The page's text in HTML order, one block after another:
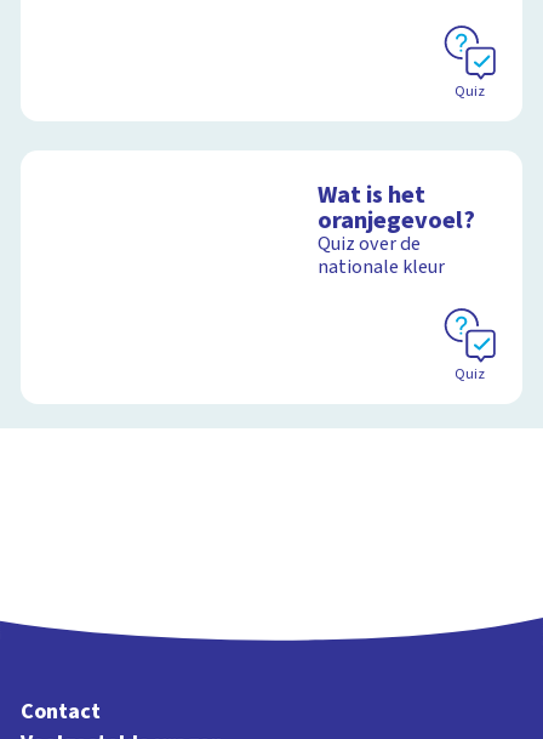
Quiz
Wat is het
oranjegevoel?
Quiz over de
nationale kleur
Quiz
Contact